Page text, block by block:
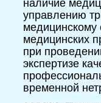
наличие
управлению
медицинскому
медицинских
при
экспертизе
временной